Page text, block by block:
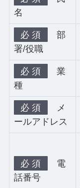
名
必 須
部
署/役職
必 須
業
種
必 須
メ
ールアドレス
必 須
電
話番号